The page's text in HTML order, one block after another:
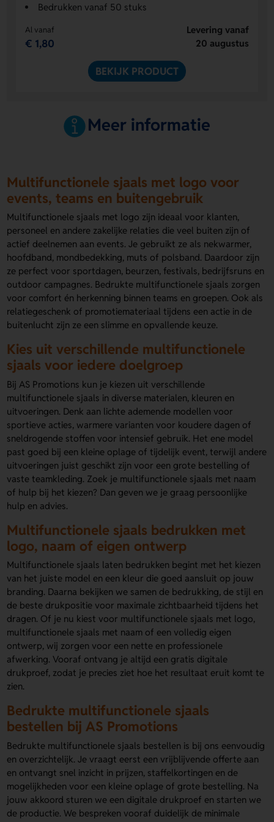
Bedrukken vanaf 50 stuks
Al vanaf
€ 1,80
Levering vanaf
20 augustus
BEKIJK PRODUCT
Meer informatie
Multifunctionele sjaals met logo voor
events, teams en buitengebruik
Multifunctionele sjaals met logo zijn ideaal voor klanten,
personeel en andere zakelijke relaties die veel buiten zijn of
actief deelnemen aan events. Je gebruikt ze als nekwarmer,
hoofdband, mondbedekking, muts of polsband. Daardoor zijn
ze perfect voor sportdagen, beurzen, festivals, bedrijfsruns en
outdoor campagnes. Bedrukte multifunctionele sjaals zorgen
voor comfort én herkenning binnen teams en groepen. Ook als
relatiegeschenk of promotiemateriaal tijdens een actie in de
buitenlucht zijn ze een slimme en opvallende keuze.
Kies uit verschillende multifunctionele
sjaals voor iedere doelgroep
Bij AS Promotions kun je kiezen uit verschillende
multifunctionele sjaals in diverse materialen, kleuren en
uitvoeringen. Denk aan lichte ademende modellen voor
sportieve acties, warmere varianten voor koudere dagen of
sneldrogende stoffen voor intensief gebruik. Het ene model
past goed bij een kleine oplage of tijdelijk event, terwijl andere
uitvoeringen juist geschikt zijn voor een grote bestelling of
vaste teamkleding. Zoek je multifunctionele sjaals met naam
of hulp bij het kiezen? Dan geven we je graag persoonlijke
hulp en advies.
Multifunctionele sjaals bedrukken met
logo, naam of eigen ontwerp
Multifunctionele sjaals laten bedrukken begint met het kiezen
van het juiste model en een kleur die goed aansluit op jouw
branding. Daarna bekijken we samen de bedrukking, de stijl en
de beste drukpositie voor maximale zichtbaarheid tijdens het
dragen. Of je nu kiest voor multifunctionele sjaals met logo,
multifunctionele sjaals met naam of een volledig eigen
ontwerp, wij zorgen voor een nette en professionele
afwerking. Vooraf ontvang je altijd een gratis digitale
drukproef, zodat je precies ziet hoe het resultaat eruit komt te
zien.
Bedrukte multifunctionele sjaals
bestellen bij AS Promotions
Bedrukte multifunctionele sjaals bestellen is bij ons eenvoudig
en overzichtelijk. Je vraagt eerst een vrijblijvende offerte aan
en ontvangt snel inzicht in prijzen, staffelkortingen en de
mogelijkheden voor een kleine oplage of grote bestelling. Na
jouw akkoord sturen we een digitale drukproef en starten we
de productie. We bespreken vooraf duidelijk de minimale